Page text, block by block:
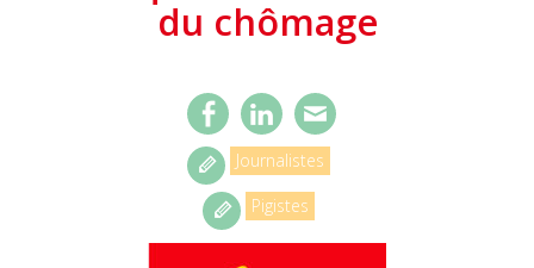
du chômage
Journalistes
Pigistes